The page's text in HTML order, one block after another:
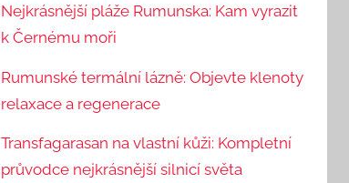
Nejkrásnější pláže Rumunska: Kam vyrazit
k Černému moři
Rumunské termální lázně: Objevte klenoty
relaxace a regenerace
Transfagarasan na vlastní kůži: Kompletní
průvodce nejkrásnější silnicí světa